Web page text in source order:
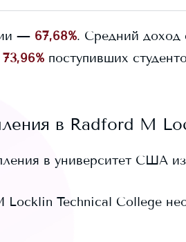
— 67,68%. Средний доход
73,96% поступивших
в Radford M
в университет США
Locklin Technical College